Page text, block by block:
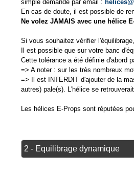
simple demande par email :
En cas de doute, il est possible de
Ne volez JAMAIS avec une hélice
Si vous souhaitez vérifier
Il est possible que sur votre banc
Cette tolérance a été définie d'abord
=> A noter : sur les très nombreux
=> Il est INTERDIT d'ajouter de la
autres) pale(s). L'hélice se
Les hélices E-Props sont réputées
2 - Equilibrage dynamique